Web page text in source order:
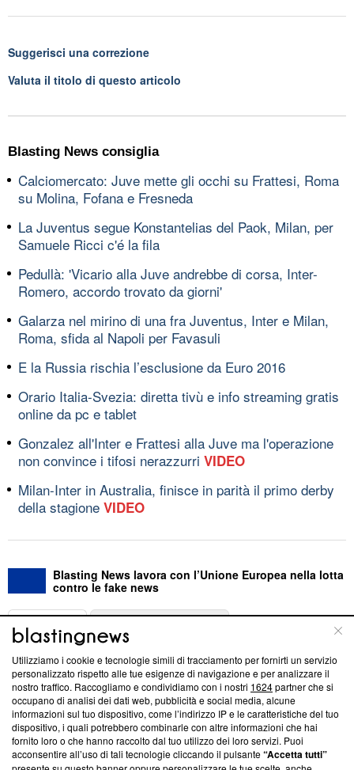
Suggerisci una correzione
Valuta il titolo di questo articolo
Blasting News consiglia
Calciomercato: Juve mette gli occhi su Frattesi, Roma
su Molina, Fofana e Fresneda
La Juventus segue Konstantelias del Paok, Milan, per
Samuele Ricci c'é la fila
Pedullà: 'Vicario alla Juve andrebbe di corsa, Inter-
Romero, accordo trovato da giorni'
Galarza nel mirino di una fra Juventus, Inter e Milan,
Roma, sfida al Napoli per Favasuli
E la Russia rischia l’esclusione da Euro 2016
Orario Italia-Svezia: diretta tivù e info streaming gratis
online da pc e tablet
Gonzalez all'Inter e Frattesi alla Juve ma l'operazione
non convince i tifosi nerazzurri VIDEO
Milan-Inter in Australia, finisce in parità il primo derby
della stagione VIDEO
Blasting News lavora con l’Unione Europea nella lotta
contro le fake news
ABOUT
Questa sezione offre informazioni trasparenti su Blasting
News, sui nostri processi editoriali e su come ci impegniamo a
creare news di qualità. Inoltre, afferma la nostra aderenza a
‘Trust Project - News with Integrity’Blasting News non è
ancora membro del programma, ma ha richiesto di farne
parte; Trust Project non ha ancora effettuato una verifica di
Utilizziamo i cookie e tecnologie simili di tracciamento per fornirti un servizio
personalizzato rispetto alle tue esigenze di navigazione e per analizzare il
nostro traffico. Raccogliamo e condividiamo con i nostri 1624partner che si
occupano di analisi dei dati web, pubblicità e social media, alcune
informazioni sul tuo dispositivo, come l’indirizzo IP e le caratteristiche del tuo
dispositivo, i quali potrebbero combinarle con altre informazioni che hai
fornito loro o che hanno raccolto dal tuo utilizzo dei loro servizi. Puoi
acconsentire all’uso di tali tecnologie cliccando il pulsante“Accetta tutti”